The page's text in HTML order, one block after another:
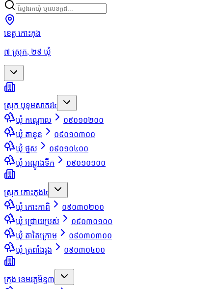
ខេត្ត កោះកុង
៧ ស្រុក, ២៩ ឃុំ
ស្រុក បុទុមសាគរ៤
ឃុំ កណ្ដោល
០៩០១០២០០
ឃុំ តានូន
០៩០១០៣០០
ឃុំ ថ្មស
០៩០១០៤០០
ឃុំ អណ្ដូងទឹក
០៩០១០១០០
ស្រុក កោះកុង៤
ឃុំ កោះកាពិ
០៩០៣០២០០
ឃុំ ជ្រោយប្រស់
០៩០៣០១០០
ឃុំ តាតៃក្រោម
០៩០៣០៣០០
ឃុំ ត្រពាំងរូង
០៩០៣០៤០០
ក្រុង ខេមរភូមិន្ទ៣